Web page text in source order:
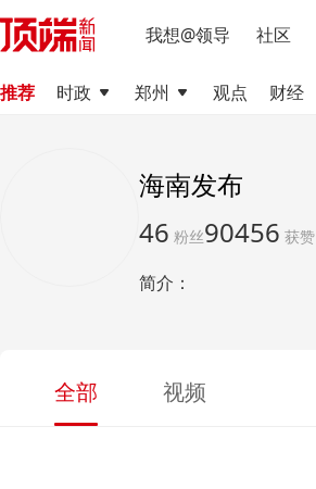
我想@领导 社区
推荐 时政 郑州 观点 财经
海南发布
46 粉丝90456 获赞
简介：
全部 视频